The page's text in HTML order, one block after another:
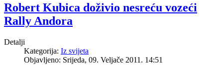
Robert Kubica doživio nesreću vozeći
Rally Andora
Detalji
Kategorija: Iz svijeta
Objavljeno: Srijeda, 09. Veljače 2011. 14:51